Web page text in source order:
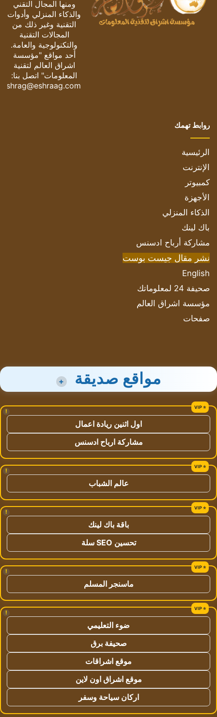
ومنها المجال التقني
والذكاء المنزلي وأدوات
التقنية وغير ذلك من
المجالات التقنية
والتكنولوجية والعامة.
أحد مواقع "مؤسسة
اشراق العالم لتقنية
المعلومات" اتصل بنا:
eshrag@eshraag.com
روابط تهمك
الرئيسية
الإنترنت
كمبيوتر
الأجهزة
الذكاء المنزلي
باك لينك
مشاركة أرباح ادسنس
نشر مقال جيست بوست
English
صحيفة 24 لمعلوماتك
مؤسسة اشراق العالم
صفحات
مواقع صديقة +
!
اول اثنين ريادة اعمال
مشاركة ارباح ادسنس
!
عالم الشباب
!
باقة باك لينك
تحسين SEO سلة
!
ماسنجر المسلم
!
ضوء التعليمي
صحيفة برق
موقع اشراقات
موقع اشراق اون لاين
اركان سياحة وسفر